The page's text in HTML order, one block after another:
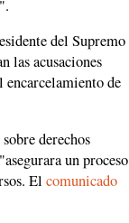
del Supremo
las acusaciones
encarcelamiento de
derechos
un proceso
El comunicado